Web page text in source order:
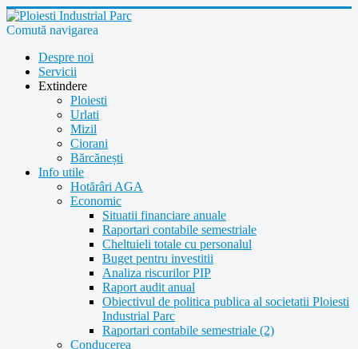
Comută navigarea
Despre noi
Servicii
Extindere
Ploiesti
Urlati
Mizil
Ciorani
Bărcănești
Info utile
Hotărâri AGA
Economic
Situatii financiare anuale
Raportari contabile semestriale
Cheltuieli totale cu personalul
Buget pentru investitii
Analiza riscurilor PIP
Raport audit anual
Obiectivul de politica publica al societatii Ploiesti
Industrial Parc
Raportari contabile semestriale (2)
Conducerea